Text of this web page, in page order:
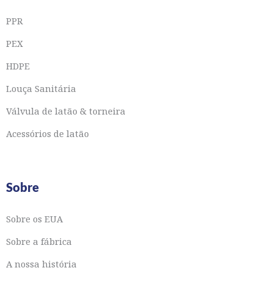
PPR
PEX
HDPE
Louça Sanitária
Válvula de latão & torneira
Acessórios de latão
Sobre
Sobre os EUA
Sobre a fábrica
A nossa história